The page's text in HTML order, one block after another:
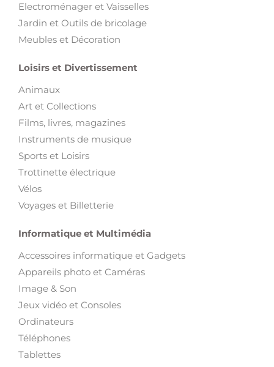
Electroménager et Vaisselles
Jardin et Outils de bricolage
Meubles et Décoration
Loisirs et Divertissement
Animaux
Art et Collections
Films, livres, magazines
Instruments de musique
Sports et Loisirs
Trottinette électrique
Vélos
Voyages et Billetterie
Informatique et Multimédia
Accessoires informatique et Gadgets
Appareils photo et Caméras
Image & Son
Jeux vidéo et Consoles
Ordinateurs
Téléphones
Tablettes